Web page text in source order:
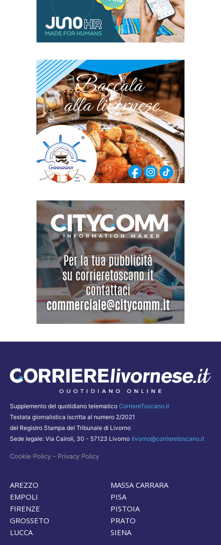
Supplemento del quotidiano telematico CorriereToscano.it
Testata giornalistica iscritta al numero 2/2021
del Registro Stampa del Tribunale di Livorno
Sede legale: Via Cairoli, 30 - 57123 Livorno livorno@corrieretoscano.it
Cookie Policy - Privacy Policy
AREZZO
EMPOLI
FIRENZE
GROSSETO
LUCCA
MASSA CARRARA
PISA
PISTOIA
PRATO
SIENA